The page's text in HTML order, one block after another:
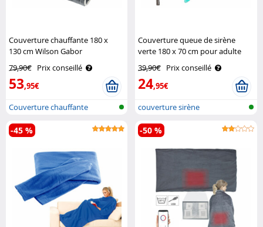
Couverture chauffante 180 x
130 cm Wilson Gabor
79,90€ Prix conseillé
53,95€
Couverture chauffante
électrique
Couverture queue de sirène
verte 180 x 70 cm pour adulte
39,90€ Prix conseillé
24,95€
couverture sirène
-45 % -50 %